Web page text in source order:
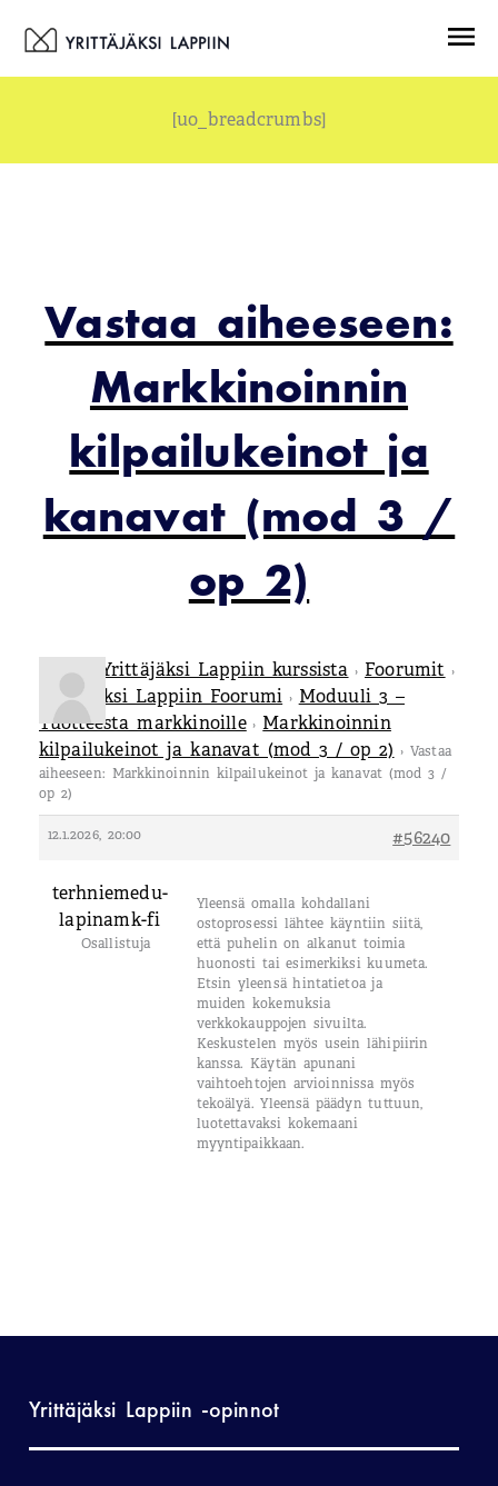
sisältöön
[uo_breadcrumbs]
Vastaa aiheeseen:
Markkinoinnin
kilpailukeinot ja
kanavat (mod 3 /
op 2)
Tietoa Yrittäjäksi Lappiin kurssista › Foorumit ›
Yrittäjäksi Lappiin Foorumi › Moduuli 3 –
Tuotteesta markkinoille › Markkinoinnin
kilpailukeinot ja kanavat (mod 3 / op 2) › Vastaa
aiheeseen: Markkinoinnin kilpailukeinot ja kanavat (mod 3 /
op 2)
12.1.2026, 20:00 #56240
terhniemedu-
lapinamk-fi
Osallistuja
Yleensä omalla kohdallani
ostoprosessi lähtee käyntiin siitä,
että puhelin on alkanut toimia
huonosti tai esimerkiksi kuumeta.
Etsin yleensä hintatietoa ja
muiden kokemuksia
verkkokauppojen sivuilta.
Keskustelen myös usein lähipiirin
kanssa. Käytän apunani
vaihtoehtojen arvioinnissa myös
tekoälyä. Yleensä päädyn tuttuun,
luotettavaksi kokemaani
myyntipaikkaan.
Yrittäjäksi Lappiin -opinnot